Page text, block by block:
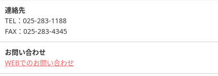
連絡先
TEL：025-283-1188
FAX：025-283-4345
お問い合わせ
WEBでのお問い合わせ